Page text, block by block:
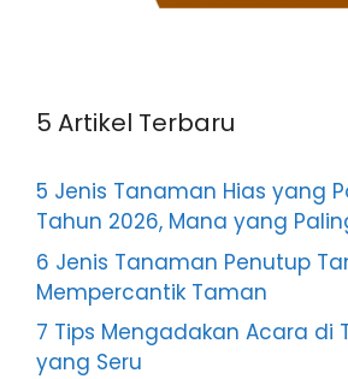
5 Artikel Terbaru
5 Jenis Tanaman Hias yang
Tahun 2026, Mana yang
6 Jenis Tanaman Penutup
Mempercantik Taman
7 Tips Mengadakan Acara di
yang Seru